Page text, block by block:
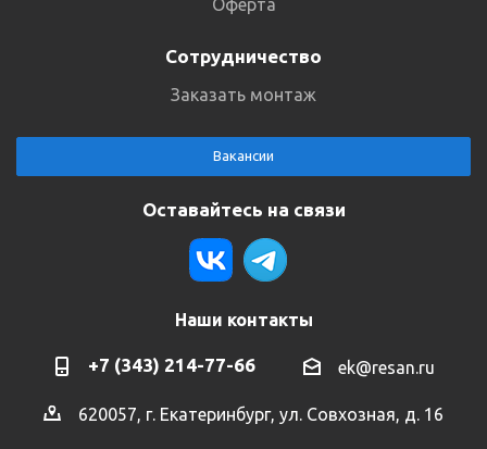
Сотрудничество
Заказать монтаж
Вакансии
Оставайтесь на связи
Наши контакты
+7 (343) 214-77-66 ek@resan.ru
620057, г. Екатеринбург, ул. Совхозная, д. 16